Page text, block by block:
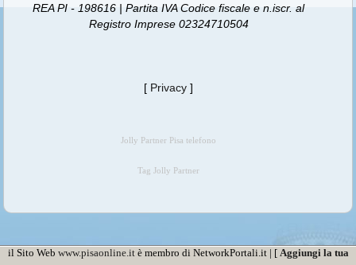
REA PI - 198616 | Partita IVA Codice fiscale e n.iscr. al
Registro Imprese 02324710504
[ Privacy ]
Jolly Partner Pisa telefono
Tag Jolly Partner
il Sito Web www.pisaonline.itè membro di NetworkPortali.it | [ Aggiungi la tua